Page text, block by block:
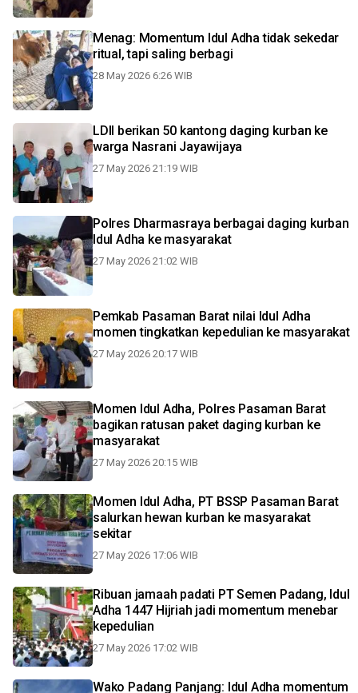
Menag: Momentum Idul Adha tidak sekedar
ritual, tapi saling berbagi
28 May 2026 6:26 WIB
LDII berikan 50 kantong daging kurban ke
warga Nasrani Jayawijaya
27 May 2026 21:19 WIB
Polres Dharmasraya berbagai daging kurban
Idul Adha ke masyarakat
27 May 2026 21:02 WIB
Pemkab Pasaman Barat nilai Idul Adha
momen tingkatkan kepedulian ke masyarakat
27 May 2026 20:17 WIB
Momen Idul Adha, Polres Pasaman Barat
bagikan ratusan paket daging kurban ke
masyarakat
27 May 2026 20:15 WIB
Momen Idul Adha, PT BSSP Pasaman Barat
salurkan hewan kurban ke masyarakat
sekitar
27 May 2026 17:06 WIB
Ribuan jamaah padati PT Semen Padang, Idul
Adha 1447 Hijriah jadi momentum menebar
kepedulian
27 May 2026 17:02 WIB
Wako Padang Panjang: Idul Adha momentum